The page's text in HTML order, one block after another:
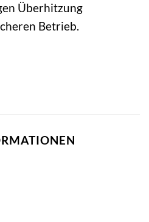
Überhitzung
Betrieb.